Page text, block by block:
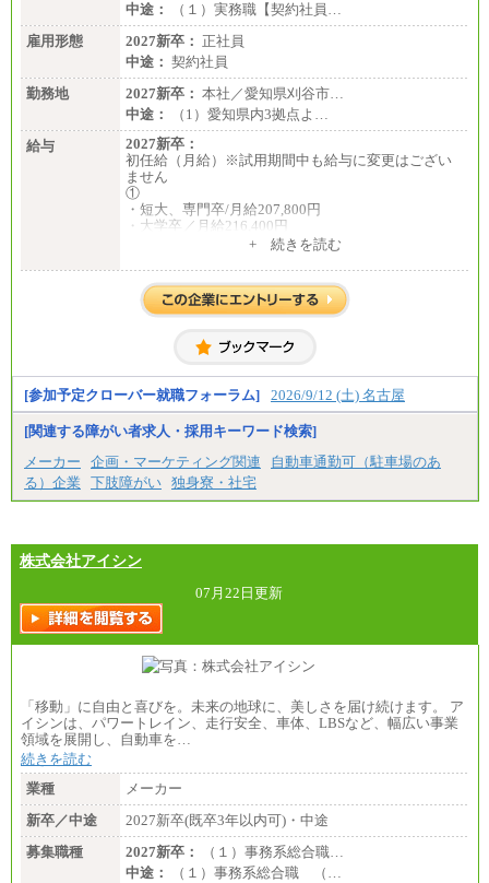
中途：
（１）実務職【契約社員…
雇用形態
2027新卒： 正社員
中途： 契約社員
勤務地
2027新卒： 本社／愛知県刈谷市…
中途：
（1）愛知県内3拠点よ…
給与
2027新卒：
初任給（月給）※試用期間中も給与に変更はござい
ません
①
・短大、専門卒/月給207,800円
・大学卒／月給216,400円
※大学院修了は大学卒の金額を最低額とし、経験・
す。
②③
・大学卒／月給282,000円
※技術系応募における、博士課程修了は大学卒(また
は修士了)の金額を最低額とし、経験・能力を考慮の
うえ当社規程に基づき決定いたします。
中途：
（1）月給 246,660円
（2）時間給 1,500円/月給モデル\337,000～
+ 続きを読む
[参加予定クローバー就職フォーラム] 2026/9/12 (土) 名古屋
[関連する障がい者求人・採用キーワード検索]
メーカー
企画・マーケティング関連
自動車通勤可（駐車場のあ
る）企業
下肢障がい 独身寮・社宅
株式会社アイシン
07月22日更新
「移動」に自由と喜びを。未来の地球に、美しさを届け続けます。 ア
イシンは、パワートレイン、走行安全、車体、LBSなど、幅広い事業
領域を展開し、自動車を…
続きを読む
業種
メーカー
新卒／中途
2027新卒(既卒3年以内可)・中途
募集職種
2027新卒：
（１）事務系総合職…
中途：
（１）事務系総合職 （…